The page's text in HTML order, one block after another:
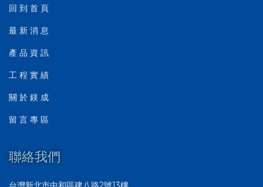
回 到 首 頁
最 新 消 息
產 品 資 訊
工 程 實 績
關 於 鎂 成
留 言 專 區
聯絡我們